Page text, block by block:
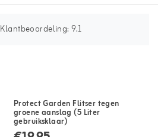
Klantbeoordeling:9.1
Protect Garden Flitser tegen
groene aanslag (5 Liter
gebruiksklaar)